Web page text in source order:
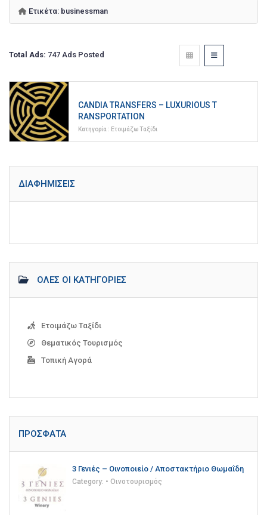
Ετικέτα: businessman
Total Ads: 747 Ads Posted
CANDIA TRANSFERS – LUXURIOUS T
RANSPORTATION
Κατηγορία : Ετοιμάζω Ταξίδι
ΔΙΑΦΗΜΊΣΕΙΣ
ΌΛΕΣ ΟΙ ΚΑΤΗΓΟΡΊΕΣ
Ετοιμάζω Ταξίδι
Θεματικός Τουρισμός
Τοπική Αγορά
ΠΡΌΣΦΑΤΑ
3 Γενιές – Οινοποιείο / Αποστακτήριο Θωμαΐδη
Category: • Οινοτουρισμός